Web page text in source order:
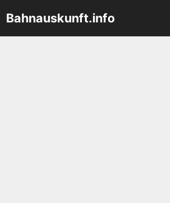
Inhalt
springen
Bahnauskunft.info